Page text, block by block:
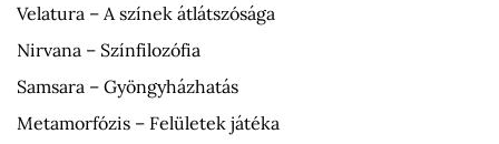
Velatura – A színek átlátszósága
Nirvana – Színfilozófia
Samsara – Gyöngyházhatás
Metamorfózis – Felületek játéka